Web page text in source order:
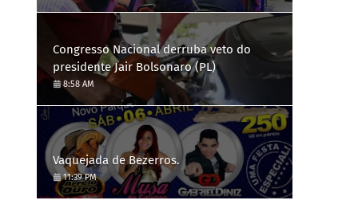
candidatar
Congresso Nacional derruba veto do
presidente Jair Bolsonaro (PL)
8:58 AM
Vaquejada de Bezerros.
11:39 PM